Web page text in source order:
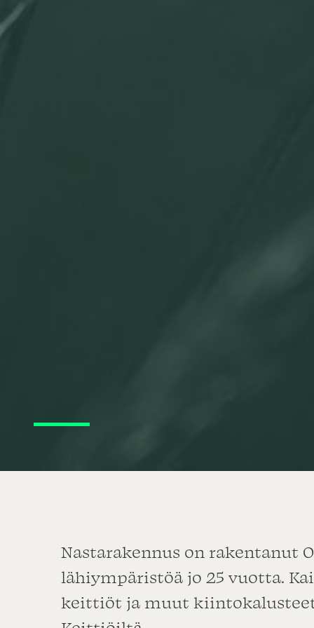
Nastarakennus on rakentanut
lähiympäristöä jo 25 vuotta.
keittiöt ja muut